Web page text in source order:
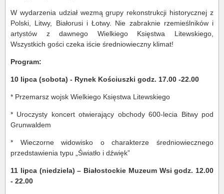
W wydarzenia udział wezmą grupy rekonstrukcji historycznej z
Polski, Litwy, Białorusi i Łotwy. Nie zabraknie rzemieślników i
artystów z dawnego Wielkiego Księstwa Litewskiego,
Wszystkich gości czeka iście średniowieczny klimat!
Program:
10 lipca (sobota) - Rynek Kościuszki godz. 17.00 -22.00
* Przemarsz wojsk Wielkiego Księstwa Litewskiego
* Uroczysty koncert otwierający obchody 600-lecia Bitwy pod
Grunwaldem
* Wieczorne widowisko o charakterze średniowiecznego
przedstawienia typu „Światło i dźwięk”
11 lipca (niedziela) – Białostockie Muzeum Wsi godz. 12.00
- 22.00